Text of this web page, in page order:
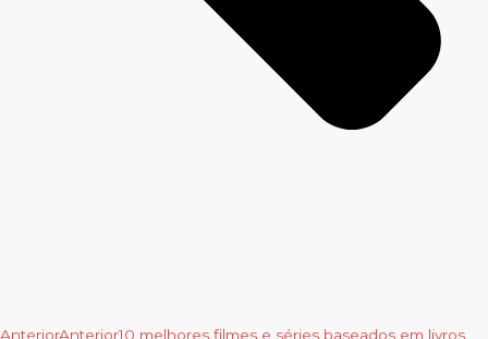
AnteriorAnterior10 melhores filmes e séries baseados em livros